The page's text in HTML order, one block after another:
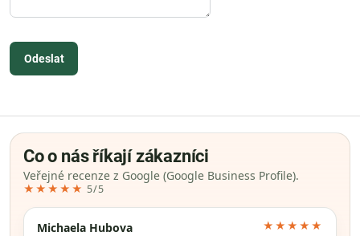
Odeslat
Co o nás říkají zákazníci
Veřejné recenze z Google (Google Business Profile).
★★★★★ 5/5
Michaela Hubova ★★★★★